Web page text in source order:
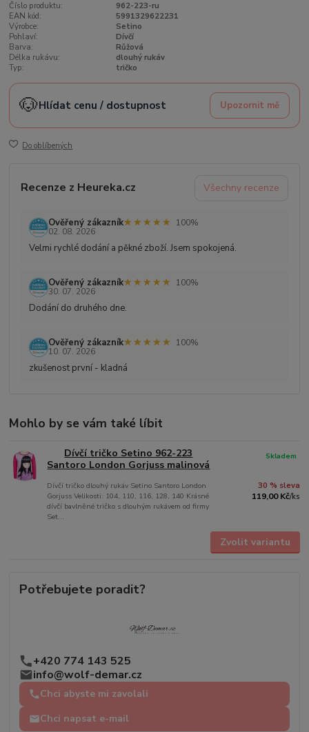
Číslo produktu:
962-223-ru
EAN kód:
5991329622231
Výrobce:
Setino
Pohlaví:
Dívčí
Barva:
Růžová
Délka rukávu:
dlouhý rukáv
Typ:
tričko
🐶Hlídat cenu / dostupnost Upozornit mě
Do oblíbených
Recenze z Heureka.cz Všechny recenze
Ověřený zákazník★★★★★
★★★★★
100%
02. 08. 2026
Velmi rychlé dodání a pěkné zboží. Jsem spokojená.
Ověřený zákazník★★★★★
★★★★★
100%
30. 07. 2026
Dodání do druhého dne.
Ověřený zákazník★★★★★
★★★★★
100%
10. 07. 2026
zkušenost první - kladná
Mohlo by se vám také líbit
Dívčí tričko Setino 962-223
Santoro London Gorjuss malinová
Dívčí tričko dlouhý rukáv Setino Santoro London
Gorjuss Velikosti: 104, 110, 116, 128, 140 Krásné
dívčí bavlněné tričko s dlouhým rukávem od firmy
Set...
30 % sleva
119,00 Kč/ks
Skladem
Zvolit variantu
Potřebujete poradit?
+420 774 143 525
info@wolf-demar.cz
Chci abyste mi zavolali
Chci napsat e-mail